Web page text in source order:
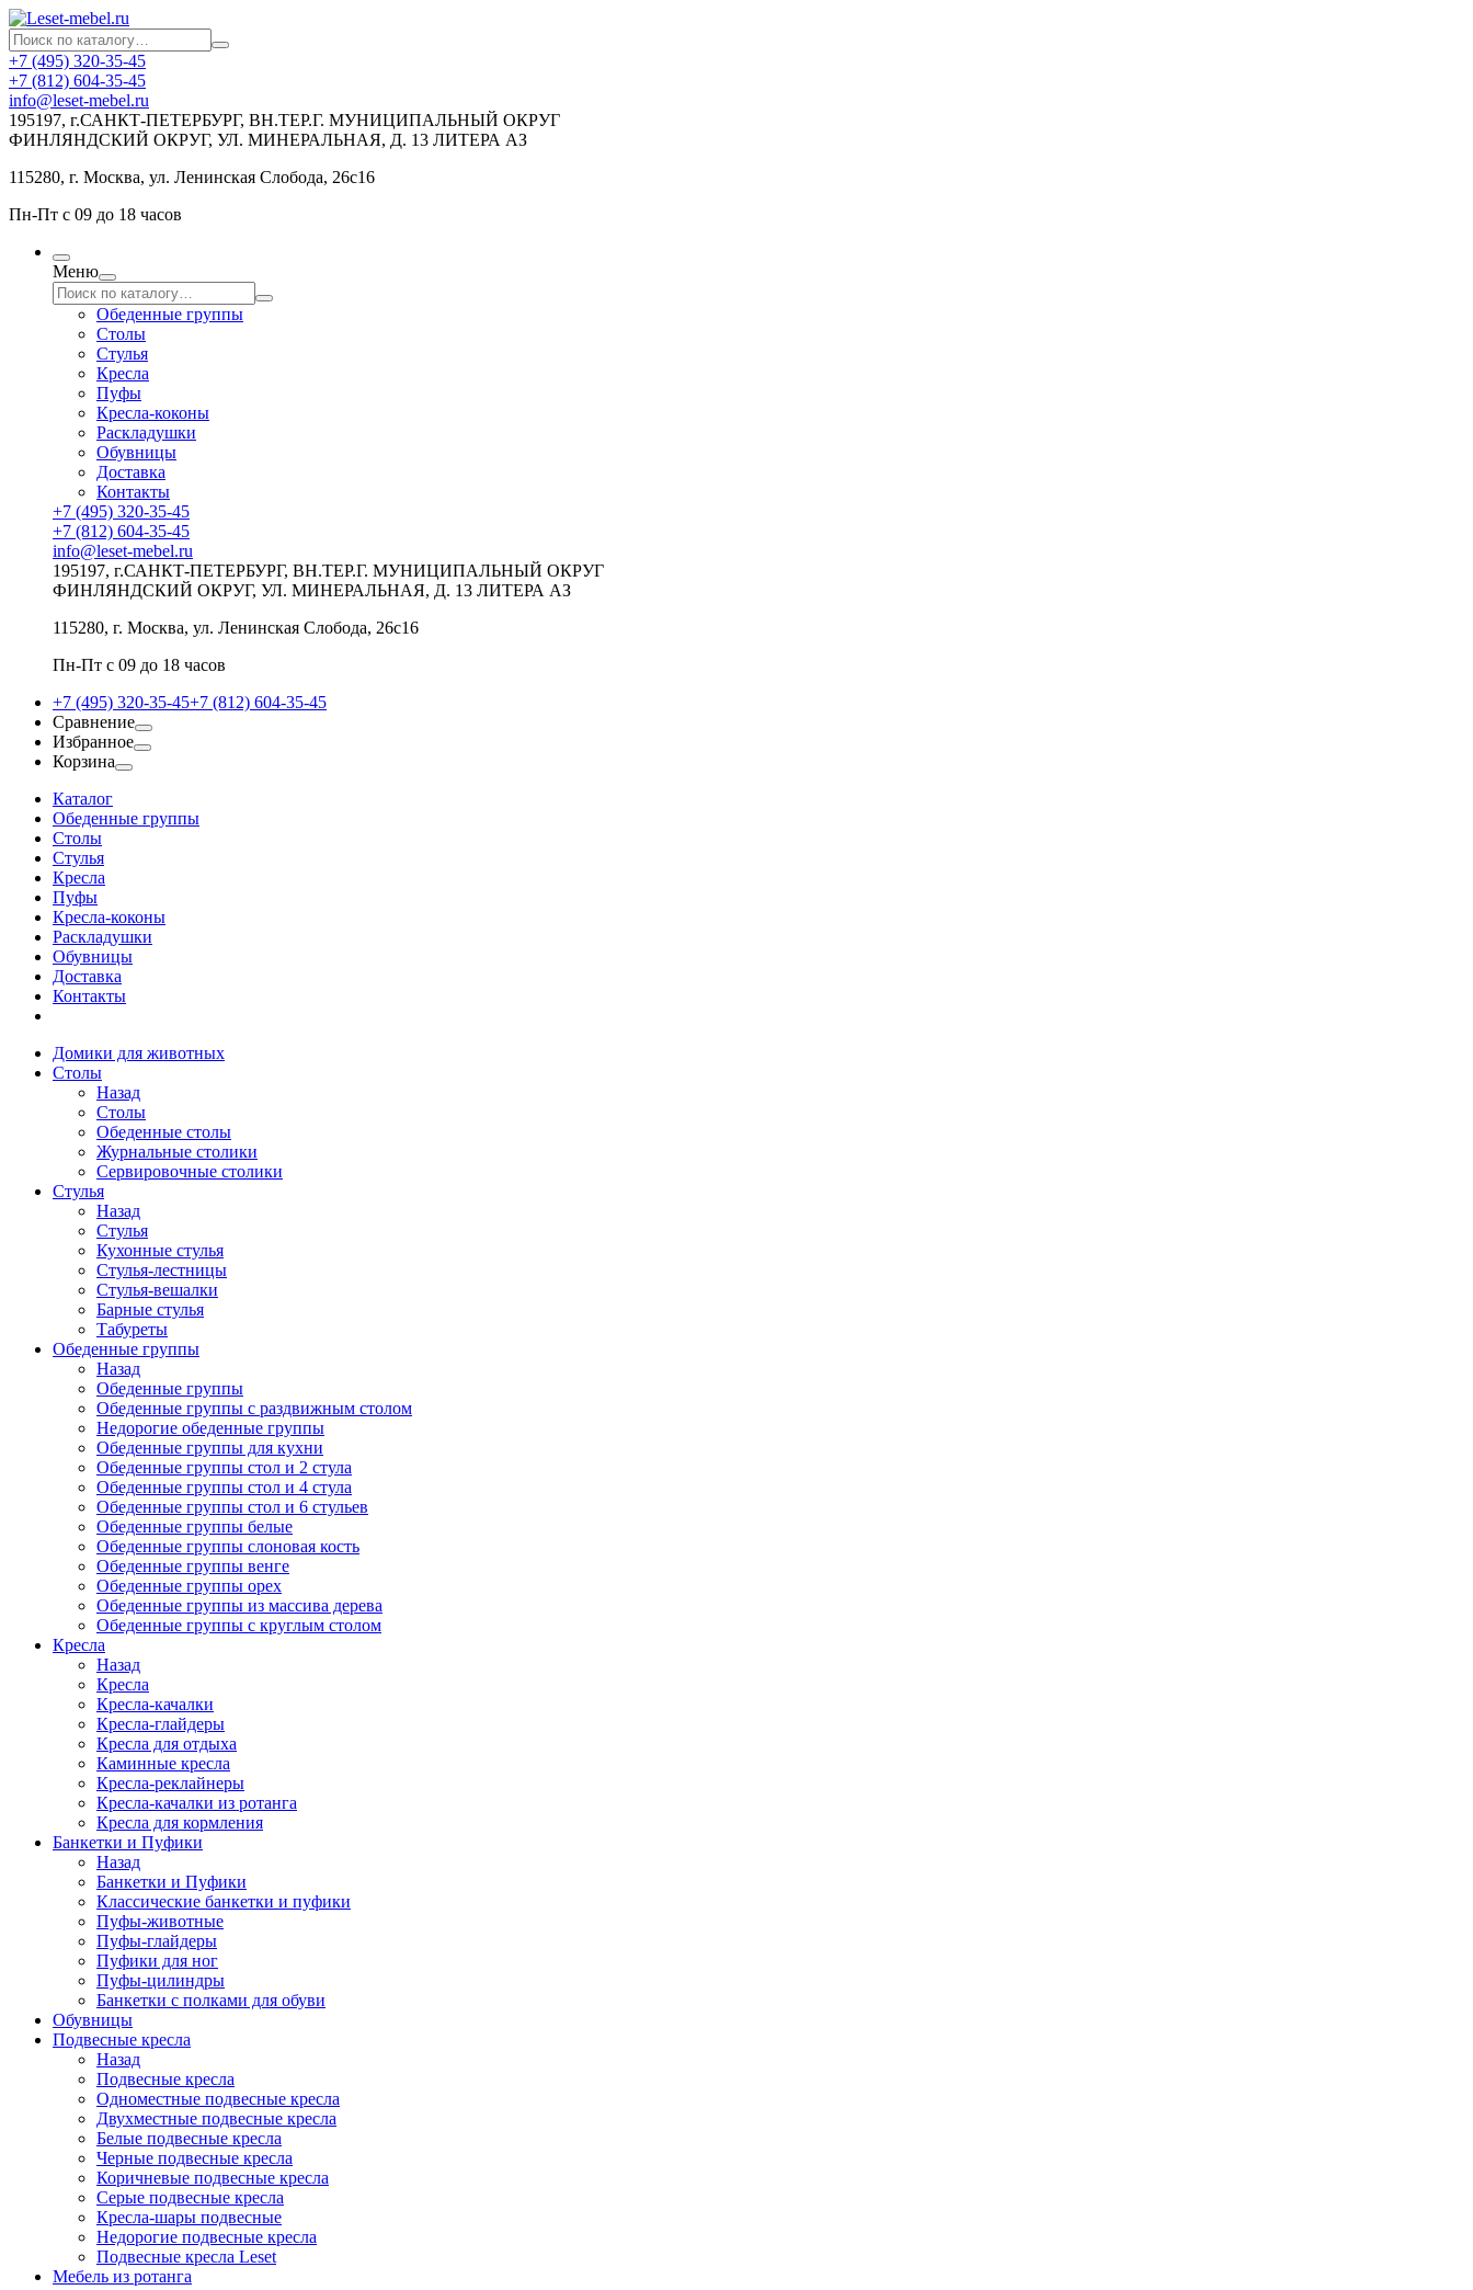
+7 (495) 320-35-45
+7 (812) 604-35-45
info@leset-mebel.ru
195197, г.САНКТ-ПЕТЕРБУРГ, ВН.ТЕР.Г. МУНИЦИПАЛЬНЫЙ ОКРУГ
ФИНЛЯНДСКИЙ ОКРУГ, УЛ. МИНЕРАЛЬНАЯ, Д. 13 ЛИТЕРА АЗ
115280, г. Москва, ул. Ленинская Слобода, 26с16
Пн-Пт с 09 до 18 часов
Меню
Обеденные группы
Столы
Стулья
Кресла
Пуфы
Кресла-коконы
Раскладушки
Обувницы
Доставка
Контакты
+7 (495) 320-35-45
+7 (812) 604-35-45
info@leset-mebel.ru
195197, г.САНКТ-ПЕТЕРБУРГ, ВН.ТЕР.Г. МУНИЦИПАЛЬНЫЙ ОКРУГ
ФИНЛЯНДСКИЙ ОКРУГ, УЛ. МИНЕРАЛЬНАЯ, Д. 13 ЛИТЕРА АЗ
115280, г. Москва, ул. Ленинская Слобода, 26с16
Пн-Пт с 09 до 18 часов
+7 (495) 320-35-45+7 (812) 604-35-45
Сравнение
Избранное
Корзина
Каталог
Обеденные группы
Столы
Стулья
Кресла
Пуфы
Кресла-коконы
Раскладушки
Обувницы
Доставка
Контакты
Домики для животных
Столы
Назад
Столы
Обеденные столы
Журнальные столики
Сервировочные столики
Стулья
Назад
Стулья
Кухонные стулья
Стулья-лестницы
Стулья-вешалки
Барные стулья
Табуреты
Обеденные группы
Назад
Обеденные группы
Обеденные группы с раздвижным столом
Недорогие обеденные группы
Обеденные группы для кухни
Обеденные группы стол и 2 стула
Обеденные группы стол и 4 стула
Обеденные группы стол и 6 стульев
Обеденные группы белые
Обеденные группы слоновая кость
Обеденные группы венге
Обеденные группы орех
Обеденные группы из массива дерева
Обеденные группы с круглым столом
Кресла
Назад
Кресла
Кресла-качалки
Кресла-глайдеры
Кресла для отдыха
Каминные кресла
Кресла-реклайнеры
Кресла-качалки из ротанга
Кресла для кормления
Банкетки и Пуфики
Назад
Банкетки и Пуфики
Классические банкетки и пуфики
Пуфы-животные
Пуфы-глайдеры
Пуфики для ног
Пуфы-цилиндры
Банкетки с полками для обуви
Обувницы
Подвесные кресла
Назад
Подвесные кресла
Одноместные подвесные кресла
Двухместные подвесные кресла
Белые подвесные кресла
Черные подвесные кресла
Коричневые подвесные кресла
Серые подвесные кресла
Кресла-шары подвесные
Недорогие подвесные кресла
Подвесные кресла Leset
Мебель из ротанга